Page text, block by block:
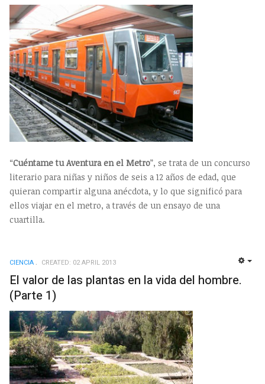
“Cuéntame tu Aventura en el Metro”, se trata de un concurso
literario para niñas y niños de seis a 12 años de edad, que
quieran compartir alguna anécdota, y lo que significó para
ellos viajar en el metro, a través de un ensayo de una
cuartilla.
CIENCIA CREATED: 02 APRIL 2013
El valor de las plantas en la vida del hombre.
(Parte 1)